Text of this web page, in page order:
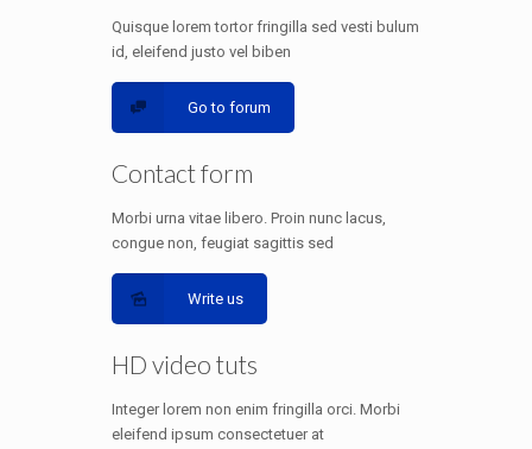
Quisque lorem tortor fringilla sed vesti bulum
id, eleifend justo vel biben
Go to forum
Contact form
Morbi urna vitae libero. Proin nunc lacus,
congue non, feugiat sagittis sed
Write us
HD video tuts
Integer lorem non enim fringilla orci. Morbi
eleifend ipsum consectetuer at